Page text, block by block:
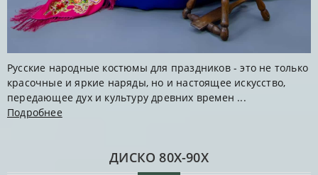
Русские народные костюмы для праздников - это не только
красочные и яркие наряды, но и настоящее искусство,
передающее дух и культуру древних времен ...
Подробнее
ДИСКО 80Х-90Х